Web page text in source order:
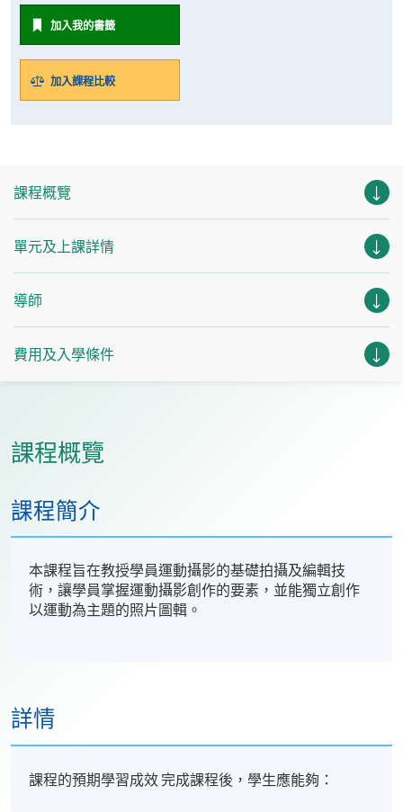
加入我的書籤
加入課程比較
課程概覽
單元及上課詳情
導師
費用及入學條件
課程概覽
課程簡介
本課程旨在教授學員運動攝影的基礎拍攝及編輯技
術，讓學員掌握運動攝影創作的要素，並能獨立創作
以運動為主題的照片圖輯。
詳情
課程的預期學習成效 完成課程後，學生應能夠：